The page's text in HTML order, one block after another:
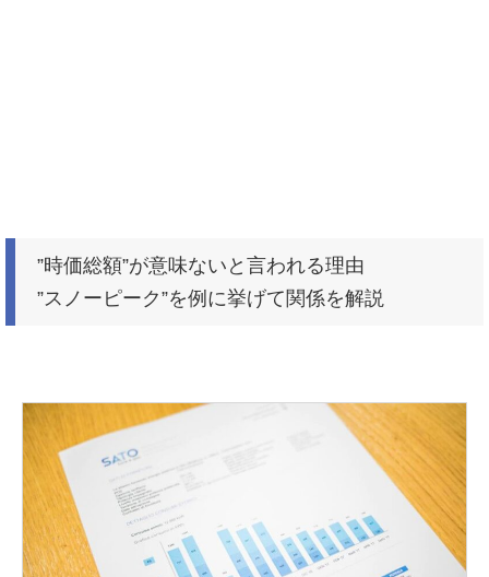
”時価総額”が意味ないと言われる理由
”スノーピーク”を例に挙げて関係を解説